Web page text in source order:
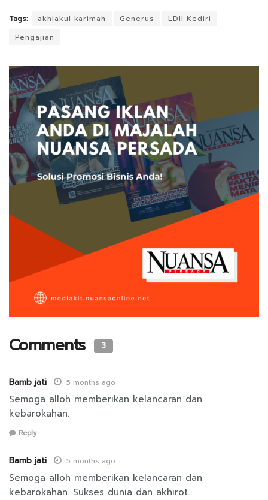
Tags: akhlakul karimah Generus
LDII Kediri
Pengajian
Comments 3
Bamb jati 5 months ago
Semoga alloh memberikan kelancaran dan
kebarokahan.
Reply
Bamb jati 5 months ago
Semoga alloh memberikan kelancaran dan
kebarokahan. Sukses dunia dan akhirot.